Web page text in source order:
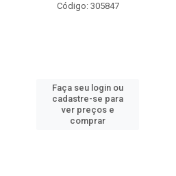
Código: 305847
Faça seu login ou
cadastre-se para
ver preços e
comprar